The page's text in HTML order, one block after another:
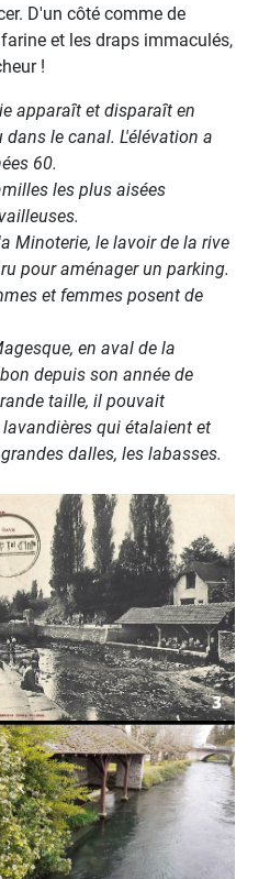
D'un côté comme de
et les draps immaculés,
!
apparaît et disparaît en
le canal. L'élévation a
60.
les plus aisées
Minoterie, le lavoir de la rive
pour aménager un parking.
et femmes posent de
en aval de la
depuis son année de
taille, il pouvait
qui étalaient et
dalles, les labasses.